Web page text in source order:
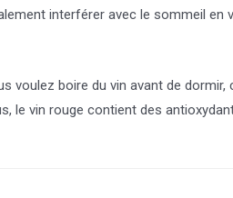
interférer avec le sommeil en
voulez boire du vin avant de
le vin rouge contient des